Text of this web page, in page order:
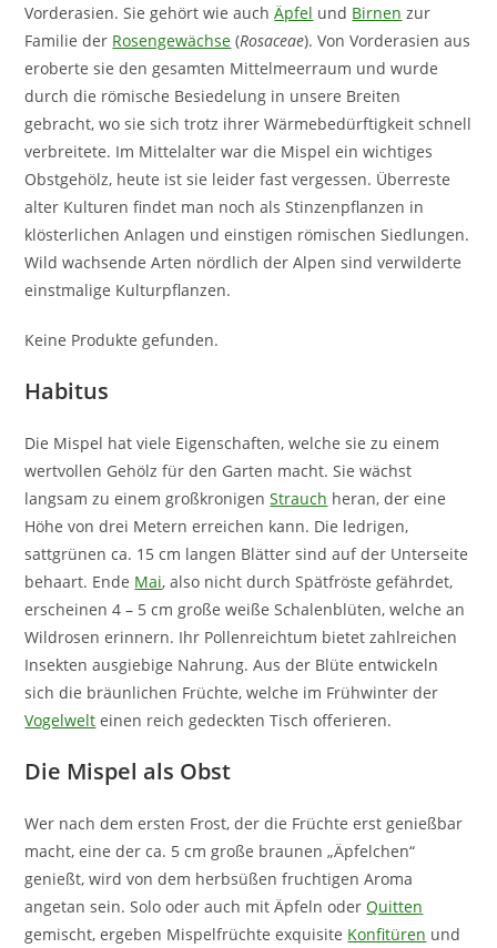
Vorderasien. Sie gehört wie auchÄpfel und Birnen zur
Familie der Rosengewächse (Rosaceae). Von Vorderasien aus
eroberte sie den gesamten Mittelmeerraum und wurde
durch die römische Besiedelung in unsere Breiten
gebracht, wo sie sich trotz ihrer Wärmebedürftigkeit schnell
verbreitete. Im Mittelalter war die Mispel ein wichtiges
Obstgehölz, heute ist sie leider fast vergessen. Überreste
alter Kulturen findet man noch als Stinzenpflanzen in
klösterlichen Anlagen und einstigen römischen Siedlungen.
Wild wachsende Arten nördlich der Alpen sind verwilderte
einstmalige Kulturpflanzen.
Keine Produkte gefunden.
Habitus
Die Mispel hat viele Eigenschaften, welche sie zu einem
wertvollen Gehölz für den Garten macht. Sie wächst
langsam zu einem großkronigenStrauch heran, der eine
Höhe von drei Metern erreichen kann. Die ledrigen,
sattgrünen ca. 15 cm langen Blätter sind auf der Unterseite
behaart. Ende Mai, also nicht durch Spätfröste gefährdet,
erscheinen 4 – 5 cm große weiße Schalenblüten, welche an
Wildrosen erinnern. Ihr Pollenreichtum bietet zahlreichen
Insekten ausgiebige Nahrung. Aus der Blüte entwickeln
sich die bräunlichen Früchte, welche im Frühwinter der
Vogelwelt einen reich gedeckten Tisch offerieren.
Die Mispel als Obst
Wer nach dem ersten Frost, der die Früchte erst genießbar
macht, eine der ca. 5 cm große braunen „Äpfelchen“
genießt, wird von dem herbsüßen fruchtigen Aroma
angetan sein. Solo oder auch mit Äpfeln oderQuitten
gemischt, ergeben Mispelfrüchte exquisite Konfitüren und